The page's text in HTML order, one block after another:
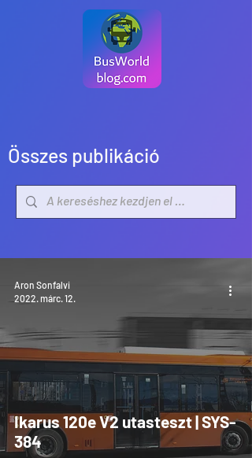
Összes publikáció
Ikarus 120e V2 utasteszt | SYS-
384
Aron Sonfalvi
2022. márc. 12.